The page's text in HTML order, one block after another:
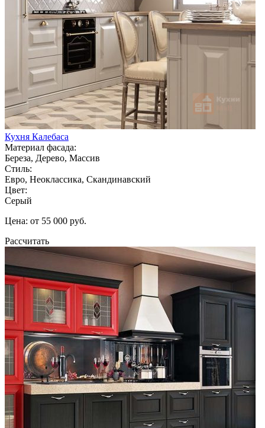
Кухня Калебаса
Материал фасада:
Береза, Дерево, Массив
Стиль:
Евро, Неоклассика, Скандинавский
Цвет:
Серый
Цена: от 55 000 руб.
Рассчитать